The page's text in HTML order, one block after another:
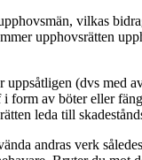
vilkas
upphovsrätten
uppsåtligen (dvs med
form av böter eller
leda till
andras verk